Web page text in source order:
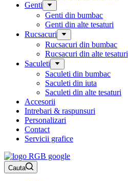
Genti
Genti din bumbac
Genti din alte tesaturi
Rucsacuri
Rucsacuri din bumbac
Rucsacuri din alte tesaturi
Saculeti
Saculeti din bumbac
Saculeti din iuta
Saculeti din alte tesaturi
Accesorii
Intrebari & raspunsuri
Personalizari
Contact
Servicii grafice
Cauta